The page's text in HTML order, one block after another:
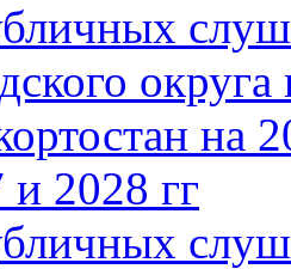
на
и 2028 гг